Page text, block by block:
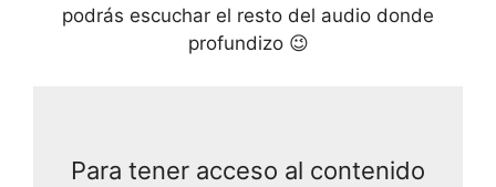
podrás escuchar el resto del audio donde
profundizo 😉
Para tener acceso al contenido